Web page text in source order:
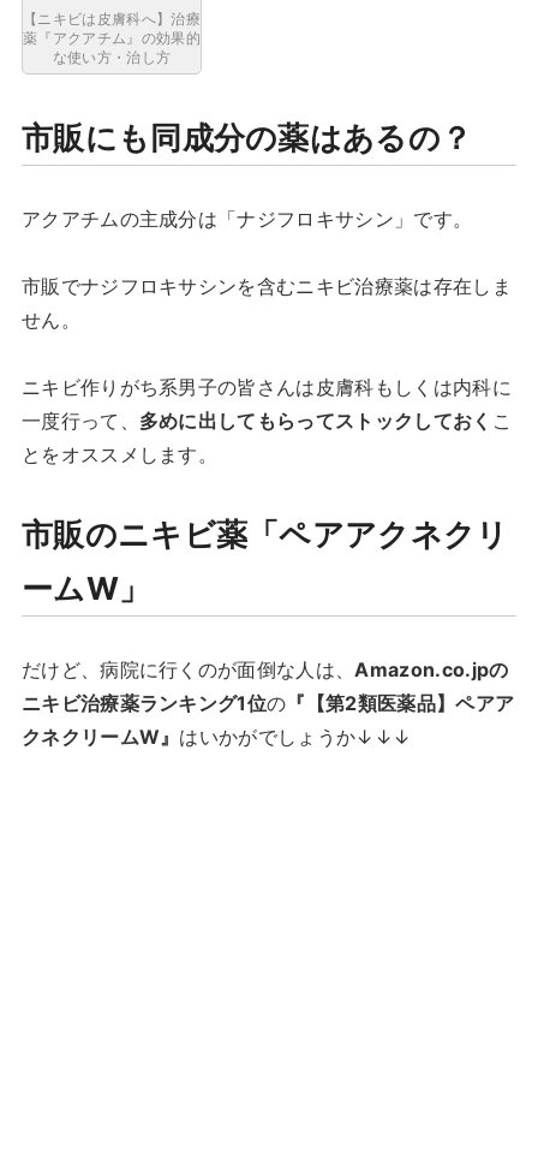
【ニキビは皮膚科へ】治療
薬『アクアチム』の効果的
な使い方・治し方
市販にも同成分の薬はあるの？
アクアチムの主成分は「ナジフロキサシン」です。
市販でナジフロキサシンを含むニキビ治療薬は存在しま
せん。
ニキビ作りがち系男子の皆さんは皮膚科もしくは内科に
一度行って、 多めに出してもらってストックしておく こ
とをオススメします。
市販のニキビ薬「ペアアクネクリ
ームW」
だけど、病院に行くのが面倒な人は、Amazon.co.jpの
ニキビ治療薬ランキング1位の 『【第2類医薬品】ペアア
クネクリームW』 はいかがでしょうか↓↓↓